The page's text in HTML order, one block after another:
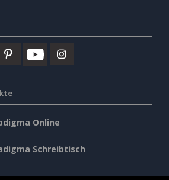
Online
Schreibtisch